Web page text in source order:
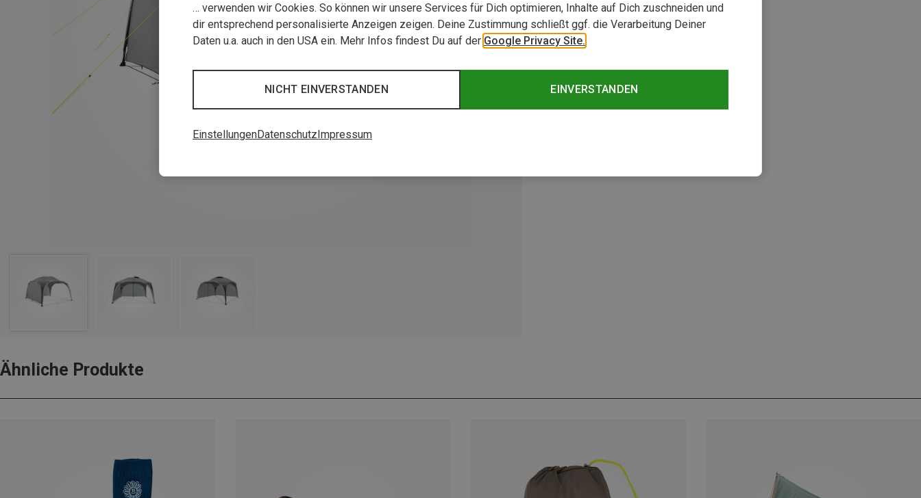
Ähnliche Produkte
… verwenden wir Cookies. So können wir unsere Services für Dich optimieren, Inhalte auf Dich zuschneiden und
dir entsprechend personalisierte Anzeigen zeigen. Deine Zustimmung schließt ggf. die Verarbeitung Deiner
Daten u.a. auch in den USA ein. Mehr Infos findest Du auf der Google Privacy Site.
EINVERSTANDEN
NICHT EINVERSTANDEN
EinstellungenDatenschutzImpressum